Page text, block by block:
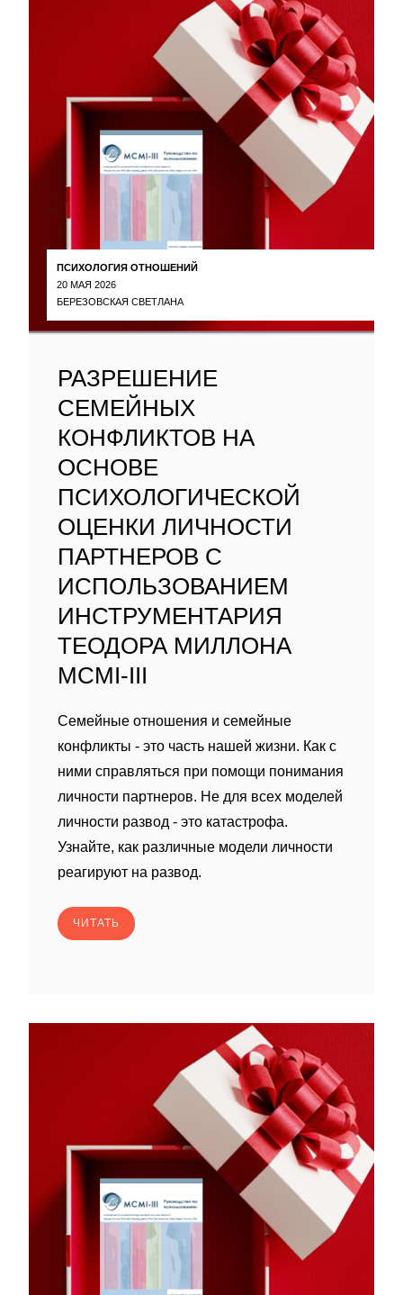
ПСИХОЛОГИЯ ОТНОШЕНИЙ
20 МАЯ 2026
БЕРЕЗОВСКАЯ СВЕТЛАНА
РАЗРЕШЕНИЕ
СЕМЕЙНЫХ
КОНФЛИКТОВ НА
ОСНОВЕ
ПСИХОЛОГИЧЕСКОЙ
ОЦЕНКИ ЛИЧНОСТИ
ПАРТНЕРОВ С
ИСПОЛЬЗОВАНИЕМ
ИНСТРУМЕНТАРИЯ
ТЕОДОРА МИЛЛОНА
MCMI-III
Семейные отношения и семейные
конфликты - это часть нашей жизни. Как с
ними справляться при помощи понимания
личности партнеров. Не для всех моделей
личности развод - это катастрофа.
Узнайте, как различные модели личности
реагируют на развод.
ЧИТАТЬ